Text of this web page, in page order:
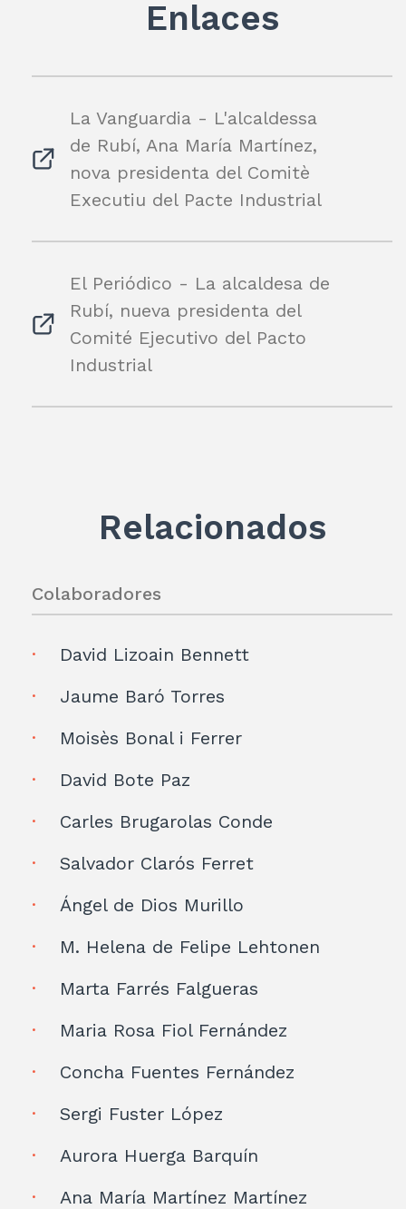
Enlaces
La Vanguardia - L'alcaldessa
de Rubí, Ana María Martínez,
nova presidenta del Comitè
Executiu del Pacte Industrial
El Periódico - La alcaldesa de
Rubí, nueva presidenta del
Comité Ejecutivo del Pacto
Industrial
Relacionados
Colaboradores
David Lizoain Bennett
Jaume Baró Torres
Moisès Bonal i Ferrer
David Bote Paz
Carles Brugarolas Conde
Salvador Clarós Ferret
Ángel de Dios Murillo
M. Helena de Felipe Lehtonen
Marta Farrés Falgueras
Maria Rosa Fiol Fernández
Concha Fuentes Fernández
Sergi Fuster López
Aurora Huerga Barquín
Ana María Martínez Martínez